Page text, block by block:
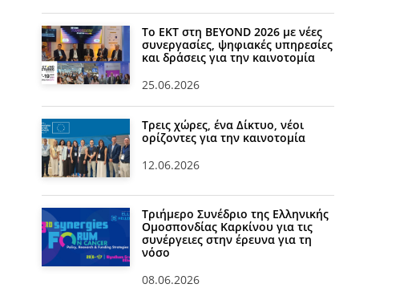
Το ΕΚΤ στη BEYOND 2026 με νέες
συνεργασίες, ψηφιακές υπηρεσίες
και δράσεις για την καινοτομία
25.06.2026
Τρεις χώρες, ένα Δίκτυο, νέοι
ορίζοντες για την καινοτομία
12.06.2026
Τριήμερο Συνέδριο της Ελληνικής
Ομοσπονδίας Καρκίνου για τις
συνέργειες στην έρευνα για τη
νόσο
08.06.2026